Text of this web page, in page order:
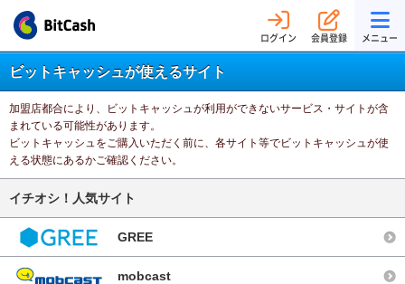
ログイン 会員登録 メニュー
ビットキャッシュが使えるサイト
加盟店都合により、ビットキャッシュが利用ができないサービス・サイトが含
まれている可能性があります。
ビットキャッシュをご購入いただく前に、各サイト等でビットキャッシュが使
える状態にあるかご確認ください。
イチオシ！人気サイト
GREE
mobcast